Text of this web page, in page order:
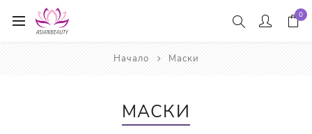
0
Начало Маски
МАСКИ